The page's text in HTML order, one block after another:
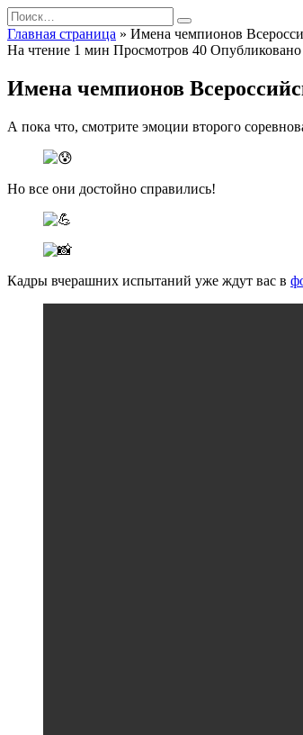
Перейти
к
содержанию
Search
for:
Главная страница » Имена чемпионов
На чтение 1 мин Просмотров 40 Опубликовано
Имена чемпионов
А пока что, смотрите эмоции второго
Но все они достойно справились!
Кадры вчерашних испытаний уже ждут вас в